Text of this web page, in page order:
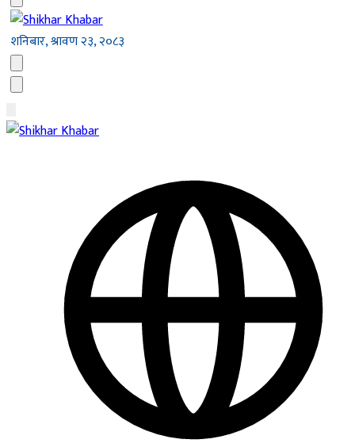
शनिबार, श्रावण २३, २०८३